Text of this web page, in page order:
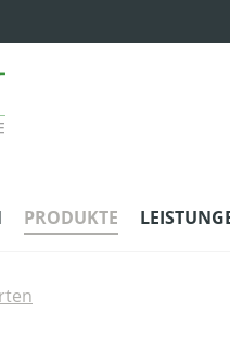
PRODUKTE